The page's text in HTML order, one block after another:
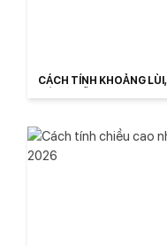
CÁCH TÍNH KHOẢNG